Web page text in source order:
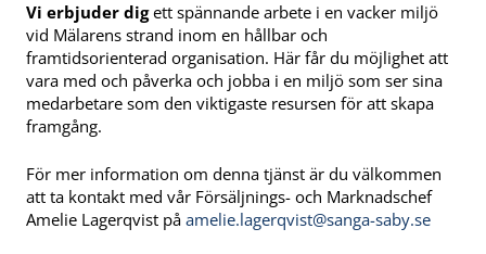
Vi erbjuder digett spännande arbete i en vacker miljö
vid Mälarens strand inom en hållbar och
framtidsorienterad organisation. Här får du möjlighet att
vara med och påverka och jobba i en miljö som ser sina
medarbetare som den viktigaste resursen för att skapa
framgång.
För mer information om denna tjänst är du välkommen
att ta kontakt med vår Försäljnings- och Marknadschef
Amelie Lagerqvist på amelie.lagerqvist@sanga-saby.se